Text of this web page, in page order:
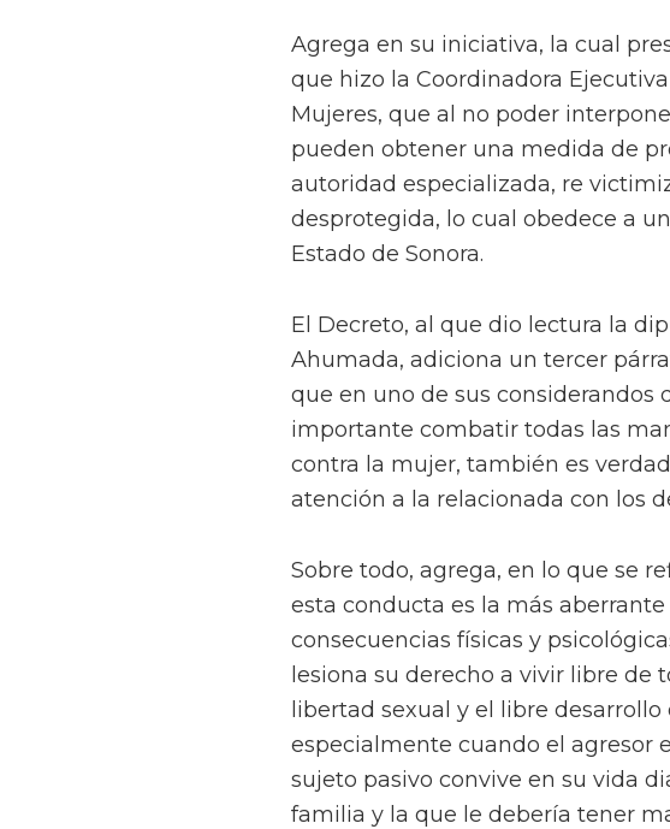
Agrega en su iniciativa, la cual
que hizo la Coordinadora
Mujeres, que al no poder
pueden obtener una medida de
autoridad especializada, re
desprotegida, lo cual obedece a
Estado de Sonora.
El Decreto, al que dio lectura la
Ahumada, adiciona un tercer
que en uno de sus considerandos
importante combatir todas las
contra la mujer, también es
atención a la relacionada con los
Sobre todo, agrega, en lo que se
esta conducta es la más
consecuencias físicas y
lesiona su derecho a vivir libre de
libertad sexual y el libre
especialmente cuando el agresor
sujeto pasivo convive en su vida
familia y la que le debería tener